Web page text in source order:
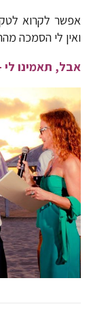
אפשר לקרוא
ואין לי הסמכה
אבל, תאמינו לי